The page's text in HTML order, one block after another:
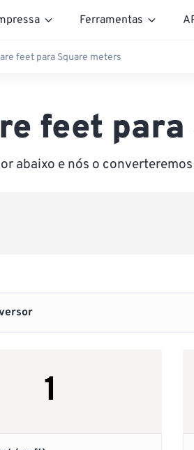
Ferramentas
feet para Square meters
feet
abaixo e nós o